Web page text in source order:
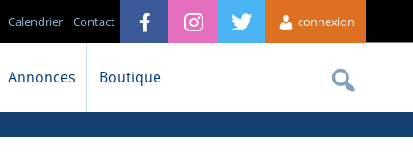
connexion
Contact
Calendrier
Annonces Boutique